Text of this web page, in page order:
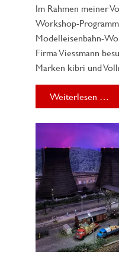
Im Rahmen meiner
Workshop-
Modelleisenbahn-
Firma Viessmann
Marken kibri und
Weiterlesen …